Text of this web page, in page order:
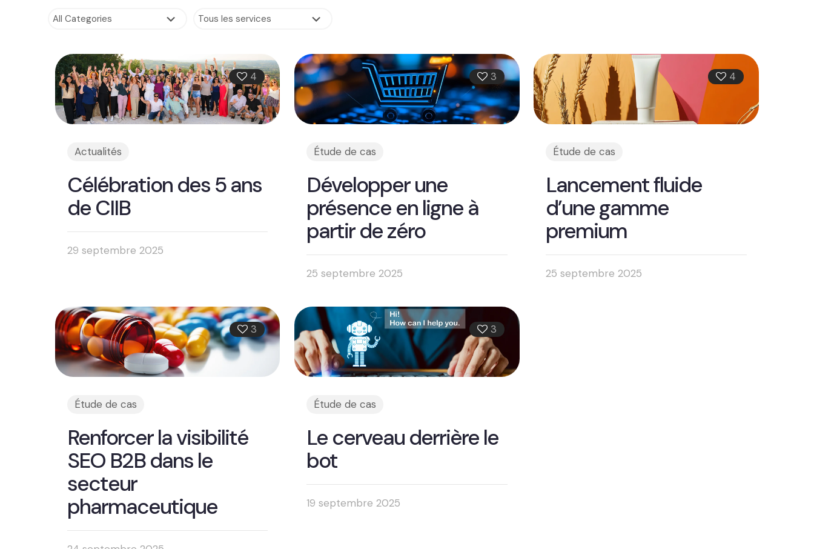
4
Actualités
Célébration des 5 ans
de CIIB
29 septembre 2025
3
Étude de cas
Développer une
présence en ligne à
partir de zéro
25 septembre 2025
4
Étude de cas
Lancement fluide
d’une gamme
premium
25 septembre 2025
3
Étude de cas
Renforcer la visibilité
SEO B2B dans le
secteur
pharmaceutique
3
Étude de cas
Le cerveau derrière le
bot
19 septembre 2025